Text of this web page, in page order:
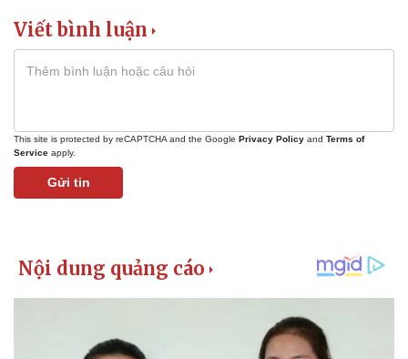
Viết bình luận
This site is protected by reCAPTCHA and the Google Privacy Policy and Terms of
Service apply.
Gửi tin